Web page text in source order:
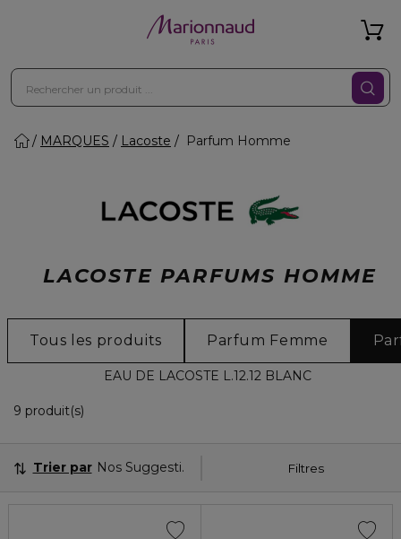
MARQUES Lacoste Parfum Homme
LACOSTE PARFUMS HOMME
Tous les produits Parfum Femme
EAU DE LACOSTE L.12.12 BLANC
9 produit(s)
Filtres
Trier par Nos Suggestions